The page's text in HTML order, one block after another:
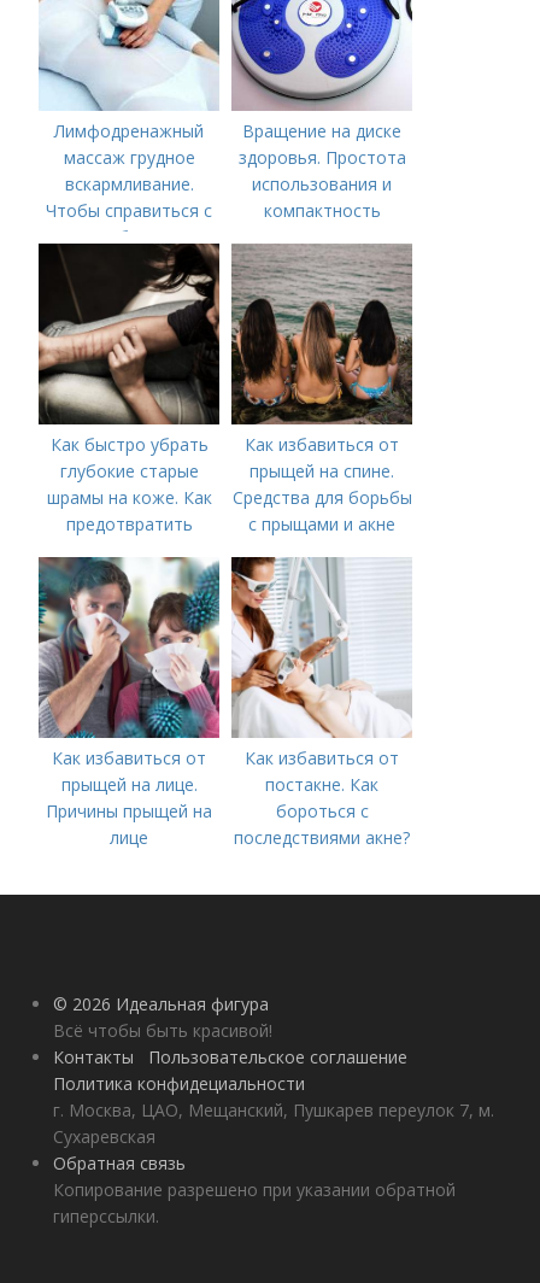
Лимфодренажный
массаж грудное
вскармливание.
Чтобы справиться с
нагрубанием,
необходимо
предпринять
следующие действия:
Вращение на диске
здоровья. Простота
использования и
компактность
Как быстро убрать
глубокие старые
шрамы на коже. Как
предотвратить
Как избавиться от
прыщей на спине.
Средства для борьбы
с прыщами и акне
Как избавиться от
прыщей на лице.
Причины прыщей на
лице
Как избавиться от
постакне. Как
бороться с
последствиями акне?
© 2026 Идеальная фигура
Всё чтобы быть красивой!
Контакты
Пользовательское соглашение
Политика конфидециальности
г. Москва, ЦАО, Мещанский, Пушкарев переулок 7, м.
Сухаревская
Обратная связь
Копирование разрешено при указании обратной
гиперссылки.